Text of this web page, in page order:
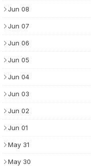
Jun 08
Jun 07
Jun 06
Jun 05
Jun 04
Jun 03
Jun 02
Jun 01
May 31
May 30